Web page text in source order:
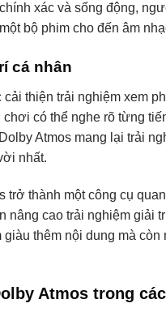
xác và sống động,
bộ phim cho đến âm
cá nhân
thiện trải nghiệm xem
có thể nghe rõ từng
Atmos mang lại trải
nhất.
thành một công cụ
nâng cao trải nghiệm giải
thêm nội dung mà
Atmos trong